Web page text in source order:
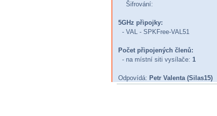
Šifrování:
5GHz připojky:
- VAL - SPKFree-VAL51
Počet připojených členů:
- na místní siti vysílače: 1
Odpovídá: Petr Valenta(Silas15)